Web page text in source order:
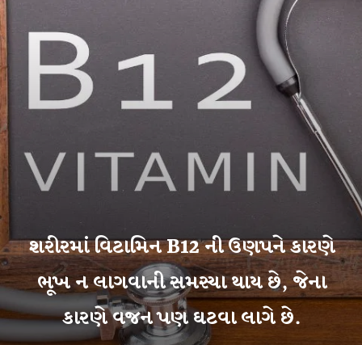
શરીરમાં વિટામિન B12 ની ઉણપને કારણે
ભૂખ ન લાગવાની સમસ્યા થાય છે, જેના
કારણે વજન પણ ઘટવા લાગે છે.